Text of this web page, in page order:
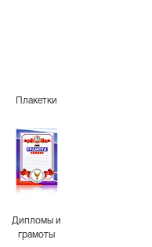
Плакетки
Дипломы и
грамоты